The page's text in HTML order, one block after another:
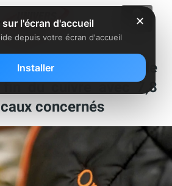
dévoile une nouvelle
du cuivre avec 7,8
concernés
✕
l'écran d'accueil
depuis votre écran d'accueil
Installer